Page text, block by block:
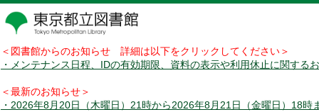
＜図書館からのお知らせ 詳細は以下をクリックしてください＞
・メンテナンス日程、IDの有効期限、資料の表示や利用休止に関する
＜最新のお知らせ＞
・2026年8月20日（木曜日）21時から2026年8月21日（金曜日）18時